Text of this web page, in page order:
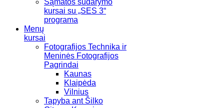
Sąmatos sudarymo
kursai su „SES 3“
programa
Menų
kursai
Fotografijos Technika ir
Meninės Fotografijos
Pagrindai
Kaunas
Klaipėda
Vilnius
Tapyba ant Šilko